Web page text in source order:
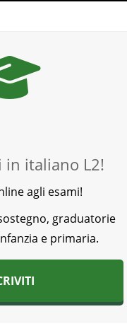
in italiano L2!
agli esami!
graduatorie
e primaria.